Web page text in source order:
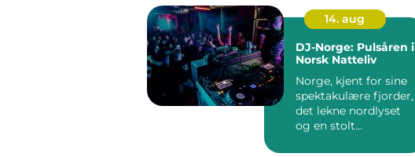
14. aug
DJ-Norge: Pulsåren i
Norsk Natteliv
Norge, kjent for sine
spektakulære fjorder,
det lekne nordlyset
og en stolt